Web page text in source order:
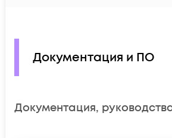
Документация и ПО
Документация,